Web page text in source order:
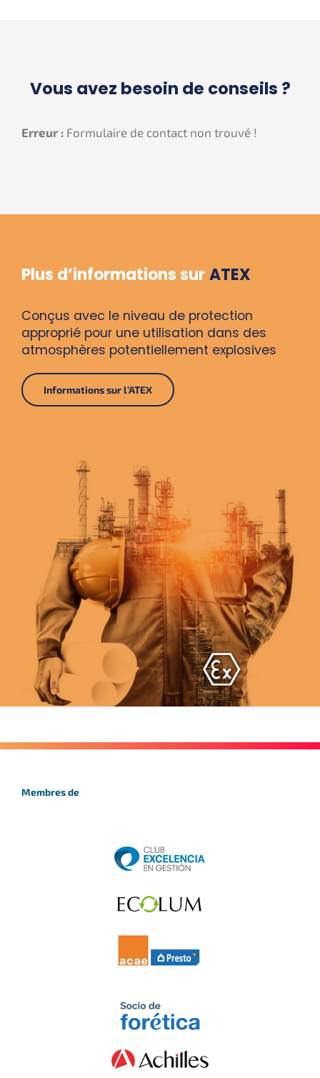
Vous avez besoin de conseils ?
Erreur : Formulaire de contact non trouvé !
Plus d’informations surATEX
Conçus avec le niveau de protection
approprié pour une utilisation dans des
atmosphères potentiellement explosives
Informations sur l’ATEX
Membres de